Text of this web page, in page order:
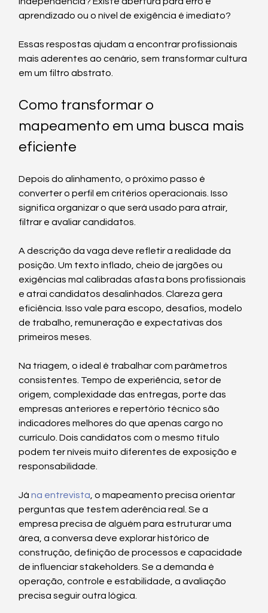
aprendizado ou o nível de exigência é imediato?
Essas respostas ajudam a encontrar profissionais
mais aderentes ao cenário, sem transformar cultura
em um filtro abstrato.
Como transformar o
mapeamento em uma busca mais
eficiente
Depois do alinhamento, o próximo passo é
converter o perfil em critérios operacionais. Isso
significa organizar o que será usado para atrair,
filtrar e avaliar candidatos.
A descrição da vaga deve refletir a realidade da
posição. Um texto inflado, cheio de jargões ou
exigências mal calibradas afasta bons profissionais
e atrai candidatos desalinhados. Clareza gera
eficiência. Isso vale para escopo, desafios, modelo
de trabalho, remuneração e expectativas dos
primeiros meses.
Na triagem, o ideal é trabalhar com parâmetros
consistentes. Tempo de experiência, setor de
origem, complexidade das entregas, porte das
empresas anteriores e repertório técnico são
indicadores melhores do que apenas cargo no
currículo. Dois candidatos com o mesmo título
podem ter níveis muito diferentes de exposição e
responsabilidade.
Já na entrevista , o mapeamento precisa orientar
perguntas que testem aderência real. Se a
empresa precisa de alguém para estruturar uma
área, a conversa deve explorar histórico de
construção, definição de processos e capacidade
de influenciar stakeholders. Se a demanda é
operação, controle e estabilidade, a avaliação
precisa seguir outra lógica.